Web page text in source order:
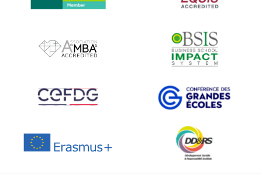
IMAGE
IMAGE
IMAGE
IMAGE IMAGE